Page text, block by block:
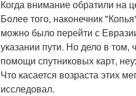
Когда внимание обратили на
Более того, наконечник
можно было перейти с
указании пути. Но дело в том,
помощи спутниковых карт,
Что касается возраста этих
исследовал.